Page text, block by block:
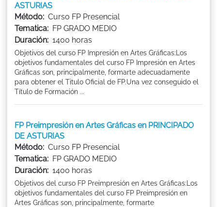
ASTURIAS
Método: Curso FP Presencial
Tematica: FP GRADO MEDIO
Duración: 1400 horas
Objetivos del curso FP Impresión en Artes Gráficas:Los
objetivos fundamentales del curso FP Impresión en Artes
Gráficas son, principalmente, formarte adecuadamente
para obtener el Titulo Oficial de FP.Una vez conseguido el
Título de Formación ...
FP Preimpresión en Artes Gráficas en PRINCIPADO
DE ASTURIAS
Método: Curso FP Presencial
Tematica: FP GRADO MEDIO
Duración: 1400 horas
Objetivos del curso FP Preimpresión en Artes Gráficas:Los
objetivos fundamentales del curso FP Preimpresión en
Artes Gráficas son, principalmente, formarte